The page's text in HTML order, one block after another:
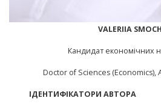
VALERIIA
Кандидат економічних
Doctor of Sciences (Economics),
ІДЕНТИФІКАТОРИ АВТОРА